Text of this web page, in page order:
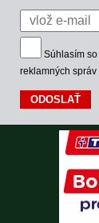
Súhlasím so
reklamných správ